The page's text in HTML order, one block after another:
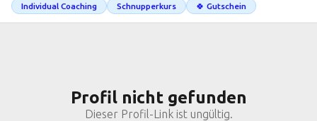
Individual Coaching
Schnupperkurs 🍀 Gutschein
Profil nicht gefunden
Dieser Profil-Link ist ungültig.